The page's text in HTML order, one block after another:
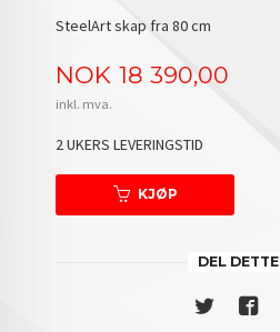
SteelArt skap fra 80 cm
Pris
NOK 18 390,00
inkl. mva.
2 UKERS LEVERINGSTID
KJØP
DEL DETTE